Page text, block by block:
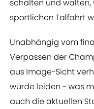
schalten und
sportlichen Talfahrt
Unabhängig vom
Verpassen der
aus Image-Sicht
würde leiden - was
auch die aktuellen